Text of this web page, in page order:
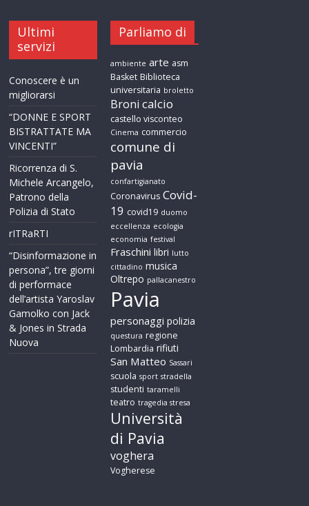
Ultimi
servizi
Conoscere è un
migliorarsi
“DONNE E SPORT
BISTRATTATE MA
VINCENTI”
Ricorrenza di S.
Michele Arcangelo,
Patrono della
Polizia di Stato
rITRaRTI
“Disinformazione in
persona”, tre giorni
di performace
dell’artista Yaroslav
Gamolko con Jack
& Jones in Strada
Nuova
Parliamo di
ambiente arte asm
Basket Biblioteca
universitaria broletto
Broni calcio
castello visconteo
Cinema commercio
comune di
pavia
confartigianato
Coronavirus Covid-
19 covid19 duomo
eccellenza ecologia
economia festival
Fraschini libri lutto
cittadino musica
Oltrepo pallacanestro
Pavia
personaggi polizia
questura regione
Lombardia rifiuti
San Matteo Sassari
scuola sport stradella
studenti taramelli
teatro tragedia stresa
Università
di Pavia
voghera
Vogherese